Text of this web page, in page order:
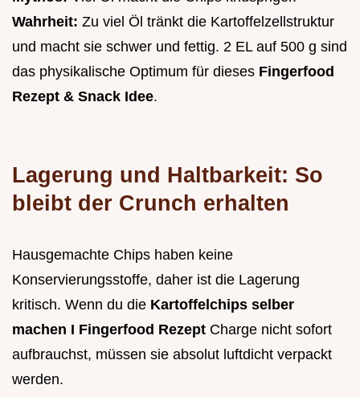
Wahrheit: Zu viel Öl tränkt die Kartoffelzellstruktur
und macht sie schwer und fettig. 2 EL auf 500 g sind
das physikalische Optimum für dieses Fingerfood
Rezept & Snack Idee.
Lagerung und Haltbarkeit: So
bleibt der Crunch erhalten
Hausgemachte Chips haben keine
Konservierungsstoffe, daher ist die Lagerung
kritisch. Wenn du die Kartoffelchips selber
machen I Fingerfood Rezept Charge nicht sofort
aufbrauchst, müssen sie absolut luftdicht verpackt
werden.